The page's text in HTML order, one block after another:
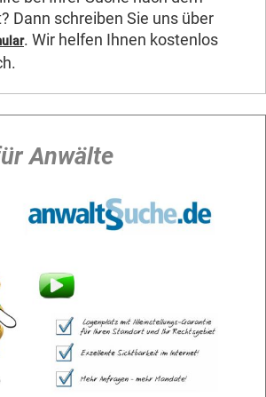
Dann schreiben Sie uns über
. Wir helfen Ihnen kostenlos
Anwälte